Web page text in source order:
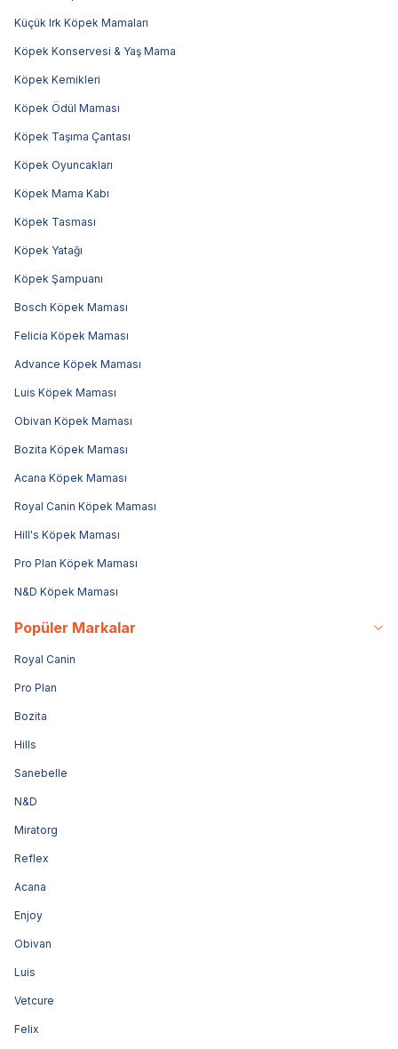
Küçük Irk Köpek Mamaları
Köpek Konservesi & Yaş Mama
Köpek Kemikleri
Köpek Ödül Maması
Köpek Taşıma Çantası
Köpek Oyuncakları
Köpek Mama Kabı
Köpek Tasması
Köpek Yatağı
Köpek Şampuanı
Bosch Köpek Maması
Felicia Köpek Maması
Advance Köpek Maması
Luis Köpek Maması
Obivan Köpek Maması
Bozita Köpek Maması
Acana Köpek Maması
Royal Canin Köpek Maması
Hill's Köpek Maması
Pro Plan Köpek Maması
N&D Köpek Maması
Popüler Markalar
Royal Canin
Pro Plan
Bozita
Hills
Sanebelle
N&D
Miratorg
Reflex
Acana
Enjoy
Obivan
Luis
Vetcure
Felix